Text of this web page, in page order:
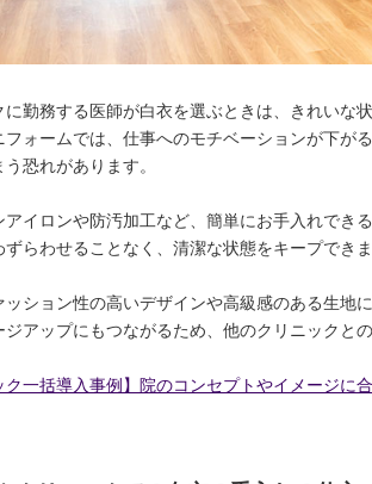
に勤務する医師が白衣を選ぶときは、きれいな
フォームでは、仕事へのモチベーションが下が
恐れがあります。
アイロンや防汚加工など、簡単にお手入れでき
ずらわせることなく、清潔な状態をキープできま
ッション性の高いデザインや高級感のある生地
ジアップにもつながるため、他のクリニックと
ク一括導入事例】院のコンセプトやイメージに